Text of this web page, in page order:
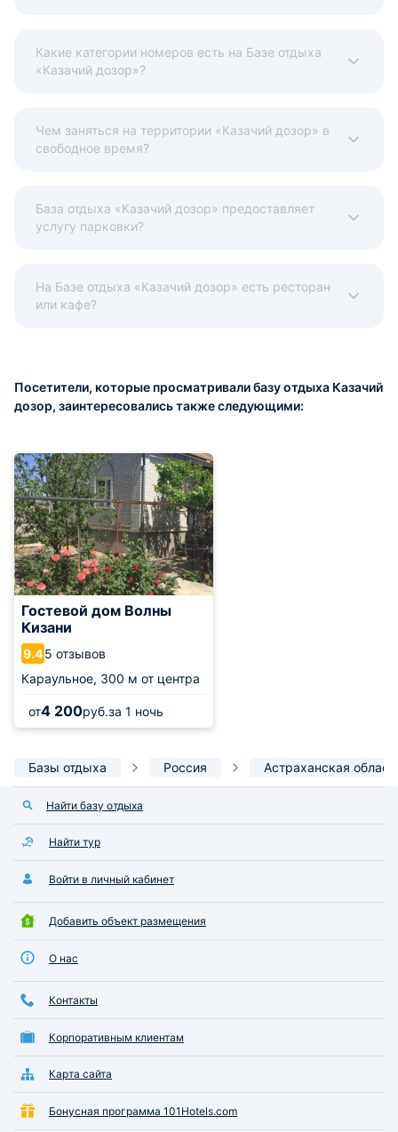
Какие категории номеров есть на Базе отдыха
«Казачий дозор»?
Чем заняться на территории «Казачий дозор» в
свободное время?
База отдыха «Казачий дозор» предоставляет
услугу парковки?
На Базе отдыха «Казачий дозор» есть ресторан
или кафе?
Посетители, которые просматривали базу отдыха Казачий
дозор, заинтересовались также следующими:
Гостевой дом Волны
Кизани
9.45 отзывов
Караульное, 300 м от центра
от4 200руб.за 1 ночь
Базы отдыха Россия Астраханская
Найти базу отдыха
Найти тур
Войти в личный кабинет
Добавить объект размещения
О нас
Контакты
Корпоративным клиентам
Карта сайта
Бонусная программа 101Hotels.com